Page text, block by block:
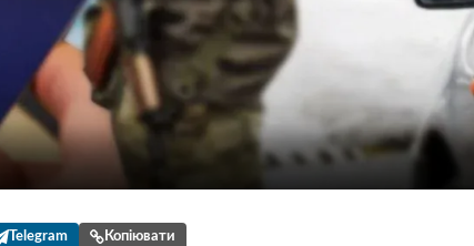
Telegram Копіювати